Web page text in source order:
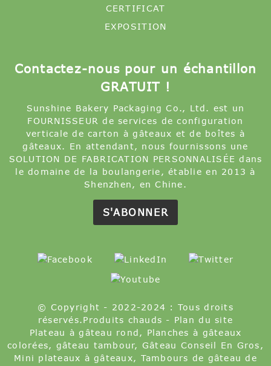
CERTIFICAT
EXPOSITION
Contactez-nous pour un échantillon
GRATUIT !
Sunshine Bakery Packaging Co., Ltd. est un
FOURNISSEUR de services de configuration
verticale de carton à gâteaux et de boîtes à
gâteaux. En attendant, nous fournissons une
SOLUTION DE FABRICATION PERSONNALISÉE dans
le domaine de la boulangerie, établie en 2013 à
Shenzhen, en Chine.
S'ABONNER
© Copyright - 2022-2024 : Tous droits
réservés.Produits chauds - Plan du site
Plateau à gâteau rond , Planches à gâteaux
colorées, gâteau tambour, Gâteau Conseil En Gros ,
Mini plateaux à gâteaux, Tambours de gâteau de